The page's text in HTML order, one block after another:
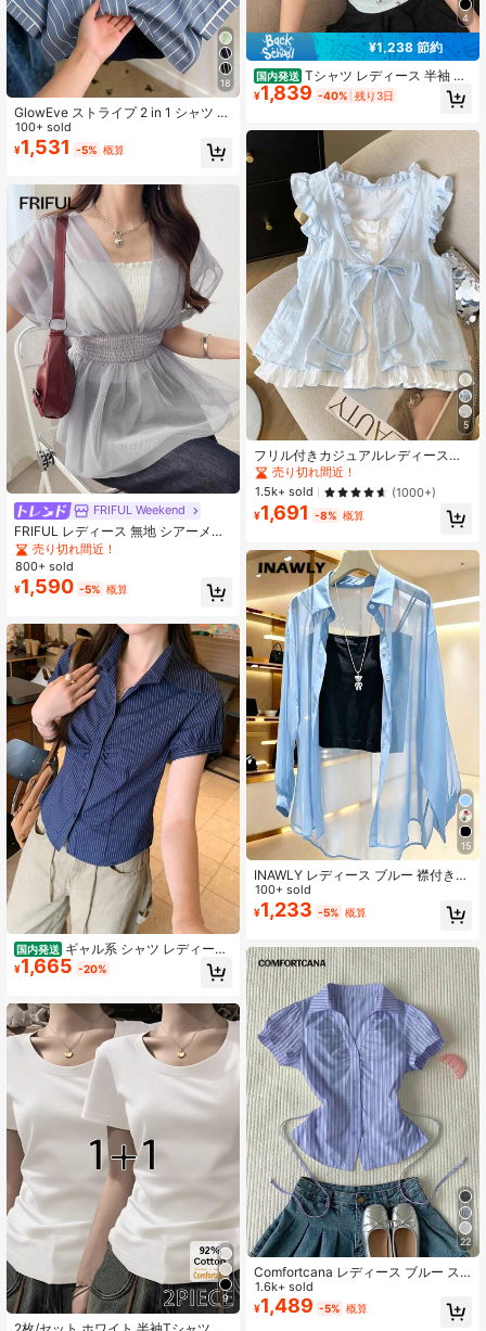
18
GlowEve ストライプ 2 in 1 シャツ レ
ディース バケーションコーデ
100+ sold
¥1,531 -5% 概算
FRIFUL Weekend
FRIFUL レディース 無地 シアーメッ
シュ スリムフィットTシャツ、春夏
シーズンに活躍
売り切れ間近！
800+ sold
¥1,590 -5% 概算
国内発送 ギャル系 シャツ レディース
ストライプ柄 半袖 ショート丈 細見
え 着痩せ 韓国ファッション Y2K お
¥1,665 -20%
9
4
¥1,238 節約
国内発送 Tシャツ レディース 半袖 V
ネック リボン ギャザー トップス シ
ャーリング フリル袖 花柄 総柄 チェ
痩せ きれいめ 大人可愛い フェミニ
ン 春夏 カジュアル 谷間見せ セクシ
¥1,839 -40% 残り3日
5
フリル付きカジュアルレディースト
ップス、リボン前開き2wayコリアン
スタイルキャップスリーブTシャツ、
バックトゥスクール夏
売り切れ間近！
1.5k+ sold
(1000+)
¥1,691 -8% 概算
15
INAWLY レディース ブルー 襟付き
長袖シャツ
100+ sold
¥1,233 -5% 概算
22
Comfortcana レディース ブルー ス
トライプ 半袖 パフスリーブ シング
ルブレスト カジュアルシャツ、夏物
アパレル
1.6k+ sold
¥1,489 -5% 概算